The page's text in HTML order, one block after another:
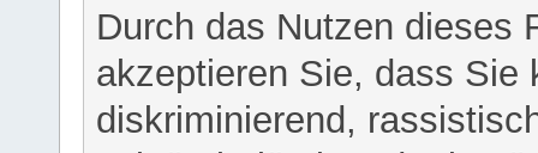
Durch das Nutzen dieses
akzeptieren Sie, dass Sie
diskriminierend,